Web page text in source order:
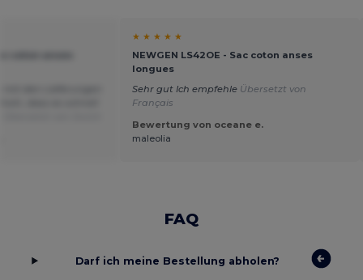
★ ★ ★ ★ ★
NEWGEN LS42OE - Sac coton anses
longues
Sehr gut Ich empfehle Übersetzt von
Français
Bewertung von oceane e.
maleolia
FAQ
Darf ich meine Bestellung abholen?